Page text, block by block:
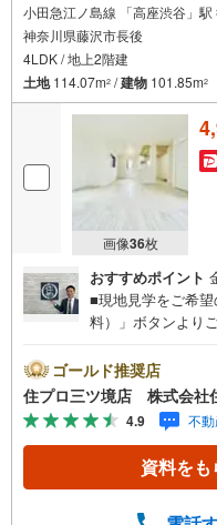
小田急江ノ島線 「高座渋谷」
神奈川県藤沢市長後
4LDK / 地上2階建
土地114.07m2 /建物 101.85m2
画像36枚
おすすめポイント
■現地見学をご希
料）」ボタンより
リアに強い！ 住プ
買専門会社です！
情報も多数ござい
---------- 弊社独自の住宅ローン提案システム 弊社ではファ
イナンシャル専
ス】【ファイナン
ゴールド推奨店
住プロ三ツ境店 株式会社
4.9 不
資料をも